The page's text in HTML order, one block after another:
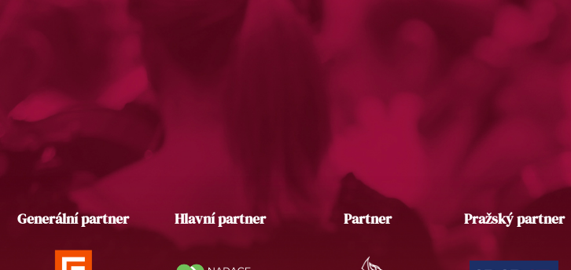
Generální partner Hlavní partner Partner Pražský partner